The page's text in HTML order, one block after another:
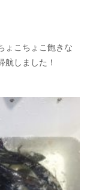
ょこちょこ飽きな
航しました！